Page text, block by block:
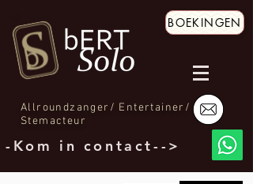
Allroundzanger/ Entertainer/
Stemacteur
BOEKINGEN
-Kom in contact-->